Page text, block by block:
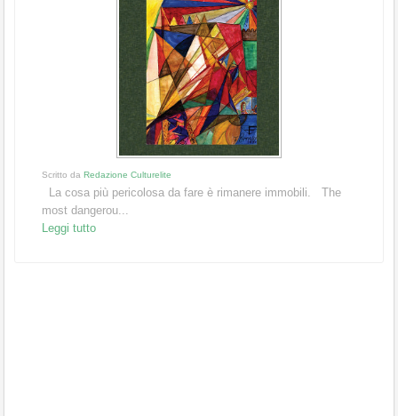
Scritto da Redazione Culturelite
La cosa più pericolosa da fare è rimanere immobili. The
most dangerou...
Leggi tutto